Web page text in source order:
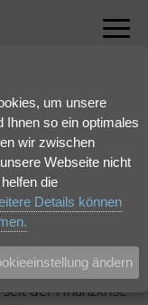
herunterladen.
Aktienmärkte
der Finanzkrise
um unsere
Ihnen so ein optimales
wir zwischen
Webseite nicht
die
Details können
ändern